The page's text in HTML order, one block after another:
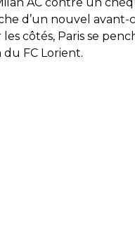
d’un nouvel
côtés, Paris se
FC Lorient.